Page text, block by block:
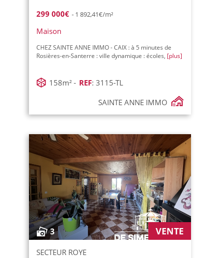
299 000€ - 1 892,41€/m²
Maison
CHEZ SAINTE ANNE IMMO - CAIX : à 5 minutes de
Rosières-en-Santerre : ville dynamique : écoles, [plus]
158m² - REF: 3115-TL
SAINTE ANNE IMMO
3 VENTE
SECTEUR ROYE